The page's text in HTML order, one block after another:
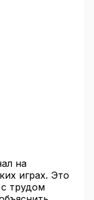
на
играх. Это
трудом